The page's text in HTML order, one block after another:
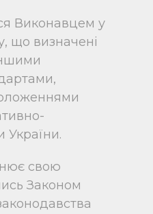
Виконавцем у
що визначені
України.
свою
Законом